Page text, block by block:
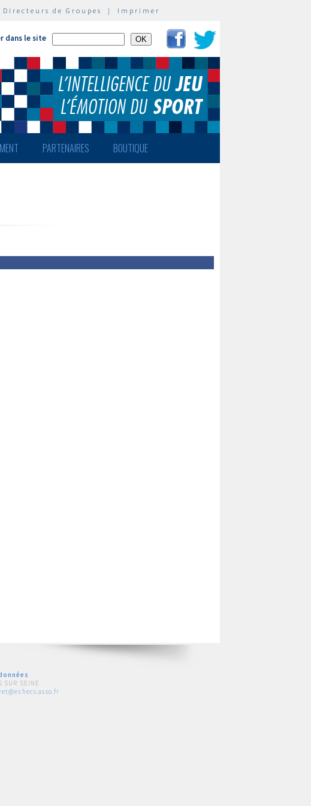
Directeurs de Groupes | Imprimer
dans le site
PARTENAIRES BOUTIQUE
SEINE